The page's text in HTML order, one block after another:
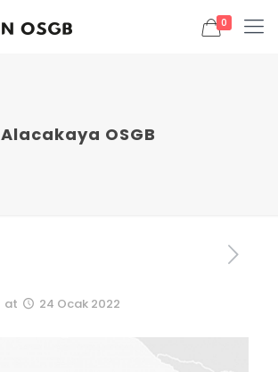
0
Alacakaya OSGB
at 24 Ocak 2022